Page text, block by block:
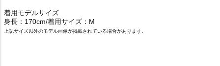
着用モデルサイズ
身長：170cm/着用サイズ：M
上記サイズ以外のモデル画像が掲載されている場合があります。